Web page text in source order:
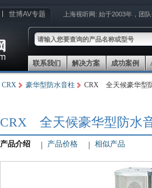
世博AV专题 上海视听网: 始于2003年，团
联系我们 解决方案 成功案例
CRX 豪华型防水音柱 CRX 全天候豪华型
CRX 全天候豪华型防水
产品介绍 产品价格 相似产品